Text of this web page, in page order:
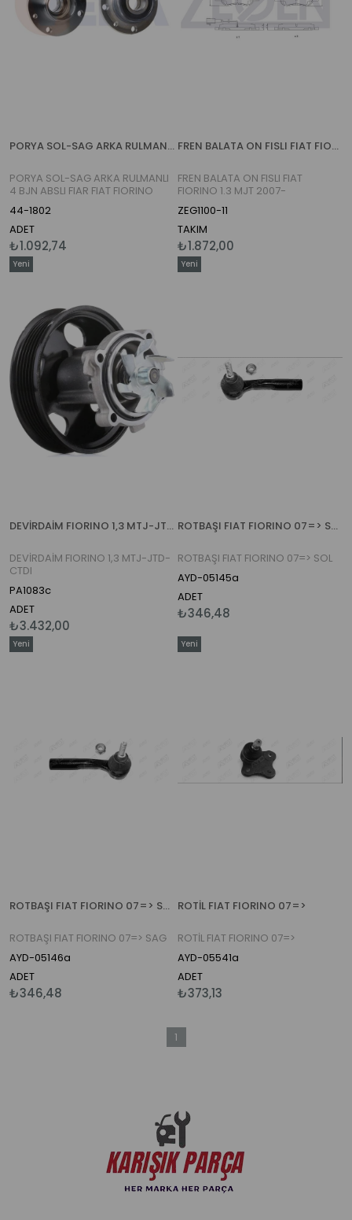
PORYA SOL-SAG ARKA RULMANLI 4 BJN ABSLI FIAR FIAT FIORINO 2007-
PORYA SOL-SAG ARKA RULMANLI
4 BJN ABSLI FIAR FIAT FIORINO
2007-
44-1802
ADET
₺1.092,74
FREN BALATA ON FISLI FIAT FIORINO 1.3 MJT 2007-
FREN BALATA ON FISLI FIAT
FIORINO 1.3 MJT 2007-
ZEG1100-11
TAKIM
₺1.872,00
DEVİRDAİM FIORINO 1,3 MTJ-JTD-CTDI
DEVİRDAİM FIORINO 1,3 MTJ-JTD-
CTDI
PA1083c
ADET
₺3.432,00
Yeni
ROTBAŞI FIAT FIORINO 07=> SOL
ROTBAŞI FIAT FIORINO 07=> SOL
AYD-05145a
ADET
₺346,48
Yeni
ROTBAŞI FIAT FIORINO 07=> SAG
ROTBAŞI FIAT FIORINO 07=> SAG
AYD-05146a
ADET
₺346,48
Yeni
ROTİL FIAT FIORINO 07=>
ROTİL FIAT FIORINO 07=>
AYD-05541a
ADET
₺373,13
Yeni
1